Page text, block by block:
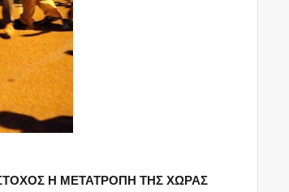
Η ΜΕΤΑΤΡΟΠΗ ΤΗΣ ΧΩΡΑΣ